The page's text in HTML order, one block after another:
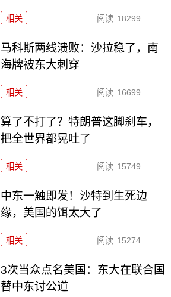
相关 阅读 18299
马科斯两线溃败：沙拉稳了，南
海牌被东大刺穿
相关 阅读 16699
算了不打了？特朗普这脚刹车，
把全世界都晃吐了
相关 阅读 15749
中东一触即发！沙特到生死边
缘，美国的饵太大了
相关 阅读 15274
3次当众点名美国：东大在联合国
替中东讨公道